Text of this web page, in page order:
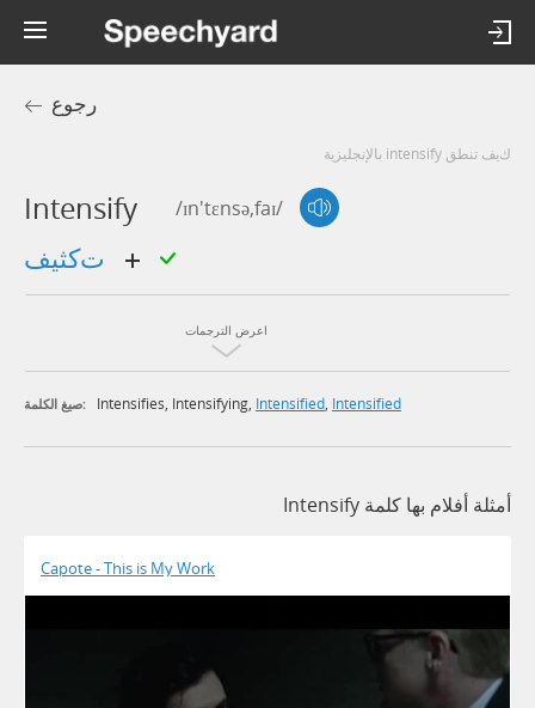
رجوع
كيف تنطق intensify بالإنجليزية
Intensify /ɪn'tɛnsə,faɪ/
اعرض الترجمات
صيغ الكلمة: Intensifies, Intensifying, Intensified, Intensified
أمثلة أفلام بها كلمة Intensify
Capote - This is My Work